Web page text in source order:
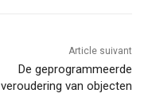
Article suivant
De geprogrammeerde
veroudering van objecten